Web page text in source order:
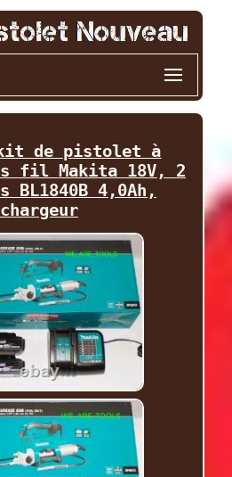
kit de pistolet à
fil Makita 18V, 2
BL1840B 4,0Ah,
chargeur